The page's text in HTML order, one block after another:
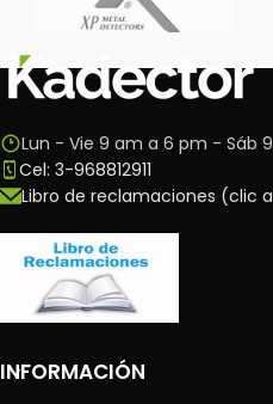
Lun - Vie 9 am a 6 pm - Sáb
Cel: 3-968812911
Libro de reclamaciones (clic
INFORMACIÓN